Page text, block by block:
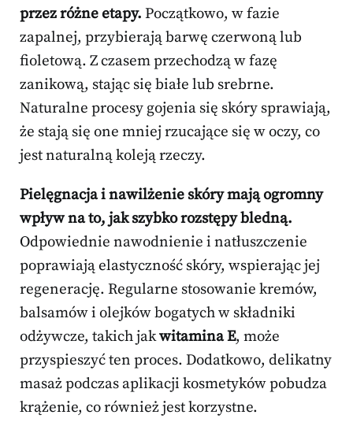
przez różne etapy. Początkowo, w fazie
zapalnej, przybierają barwę czerwoną lub
fioletową. Z czasem przechodzą w fazę
zanikową, stając się białe lub srebrne.
Naturalne procesy gojenia się skóry sprawiają,
że stają się one mniej rzucające się w oczy, co
jest naturalną koleją rzeczy.
Pielęgnacja i nawilżenie skóry mają ogromny
wpływ na to, jak szybko rozstępy bledną.
Odpowiednie nawodnienie i natłuszczenie
poprawiają elastyczność skóry, wspierając jej
regenerację. Regularne stosowanie kremów,
balsamów i olejków bogatych w składniki
odżywcze, takich jakwitamina E, może
przyspieszyć ten proces. Dodatkowo, delikatny
masaż podczas aplikacji kosmetyków pobudza
krążenie, co również jest korzystne.